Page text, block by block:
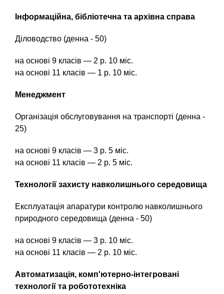
ц
и
л
ь
н
о
с
и
и
т
о
и
м
о
с
т
ь
о
б
у
ч
к
т
в
а
в
к
а
к
а
)
Інформаційна, бібліотечна та архівна справа
Діловодство (денна - 50)
на основі 9 класів — 2 р. 10 міс.
на основі 11 класів — 1 р. 10 міс.
Менеджмент
Організація обслуговування на транспорті (денна -
25)
на основі 9 класів — 3 р. 5 міс.
на основі 11 класів — 2 р. 5 міс.
Технології захисту навколишнього середовища
Експлуатація апаратури контролю навколишнього
природного середовища (денна - 50)
на основі 9 класів — 3 р. 10 міс.
на основі 11 класів — 2 р. 10 міс.
Автоматизація, комп'ютерно-інтегровані
технології та робототехніка